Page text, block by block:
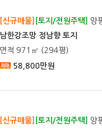
[신규매물] [토지/전원주택] 양
남한강조망 정남향 토지
면적 971㎡ (294평)
58,800만원
[신규매물] [토지/전원주택] 양